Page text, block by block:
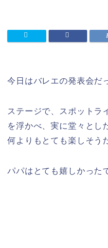
今日はバレエの発表会だ
ステージで、スポットラ
を浮かべ、実に堂々とし
何よりもとても楽しそう
パパはとても嬉しかった